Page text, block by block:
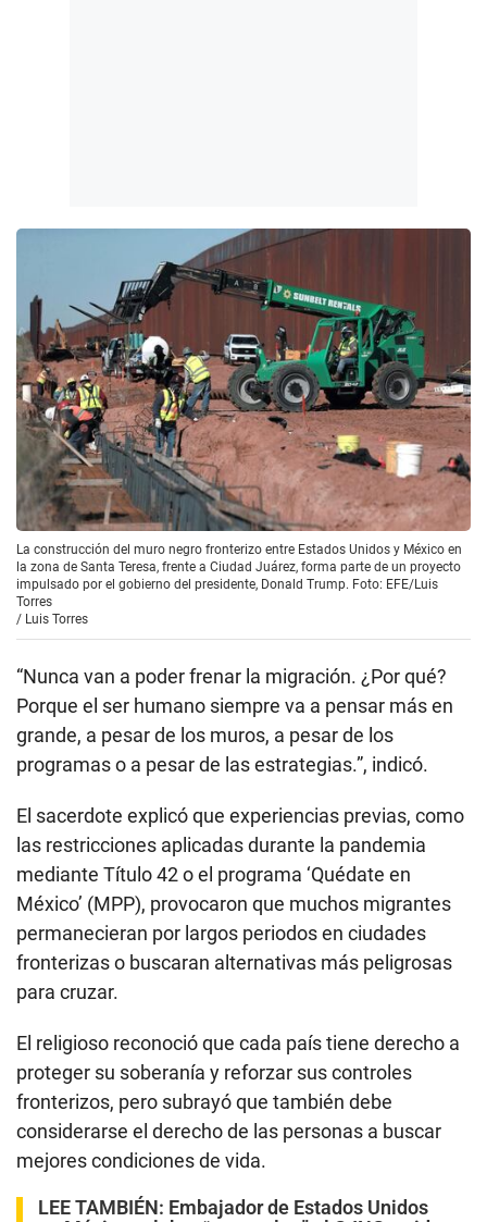
La construcción del muro negro fronterizo entre Estados Unidos y México en
la zona de Santa Teresa, frente a Ciudad Juárez, forma parte de un proyecto
impulsado por el gobierno del presidente, Donald Trump. Foto: EFE/Luis
Torres
/ Luis Torres
“Nunca van a poder frenar la migración. ¿Por qué?
Porque el ser humano siempre va a pensar más en
grande, a pesar de los muros, a pesar de los
programas o a pesar de las estrategias.”, indicó.
El sacerdote explicó que experiencias previas, como
las restricciones aplicadas durante la pandemia
mediante Título 42 o el programa ‘Quédate en
México’ (MPP), provocaron que muchos migrantes
permanecieran por largos periodos en ciudades
fronterizas o buscaran alternativas más peligrosas
para cruzar.
El religioso reconoció que cada país tiene derecho a
proteger su soberanía y reforzar sus controles
fronterizos, pero subrayó que también debe
considerarse el derecho de las personas a buscar
mejores condiciones de vida.
LEE TAMBIÉN: Embajador de Estados Unidos